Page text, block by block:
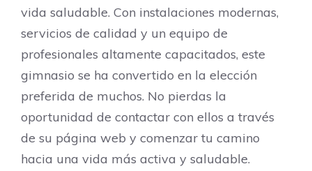
vida saludable. Con instalaciones modernas,
servicios de calidad y un equipo de
profesionales altamente capacitados, este
gimnasio se ha convertido en la elección
preferida de muchos. No pierdas la
oportunidad de contactar con ellos a través
de su página web y comenzar tu camino
hacia una vida más activa y saludable.